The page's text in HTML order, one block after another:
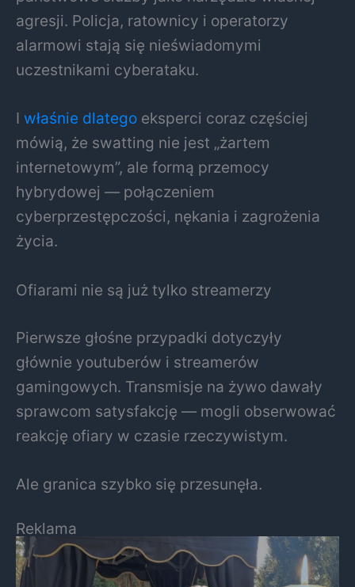
agresji. Policja, ratownicy i operatorzy
alarmowi stają się nieświadomymi
uczestnikami cyberataku.
I właśnie dlatego eksperci coraz częściej
mówią, że swatting nie jest „żartem
internetowym”, ale formą przemocy
hybrydowej — połączeniem
cyberprzestępczości, nękania i zagrożenia
życia.
Ofiarami nie są już tylko streamerzy
Pierwsze głośne przypadki dotyczyły
głównie youtuberów i streamerów
gamingowych. Transmisje na żywo dawały
sprawcom satysfakcję — mogli obserwować
reakcję ofiary w czasie rzeczywistym.
Ale granica szybko się przesunęła.
Reklama